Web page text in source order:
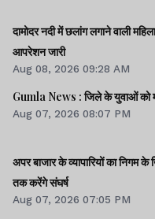
दामोदर नदी में छलांग लगाने वाली
आपरेशन जारी
Aug 08, 2026 09:28 AM
Gumla News : जिले के युवाओं को
Aug 07, 2026 08:07 PM
अपर बाजार के व्यापारियों का निगम
तक करेंगे संघर्ष
Aug 07, 2026 07:05 PM